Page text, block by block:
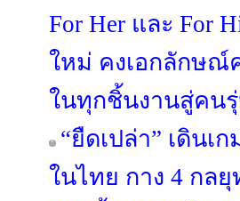
For Her และ For
ใหม่ คงเอกลักษณ์
ในทุกชิ้นงานสู่คน
“ยืดเปล่า” เดิน
ในไทย กาง 4 กล